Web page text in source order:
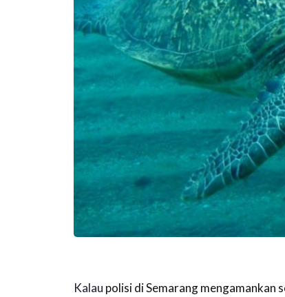
Kalau polisi di Semarang mengamankan